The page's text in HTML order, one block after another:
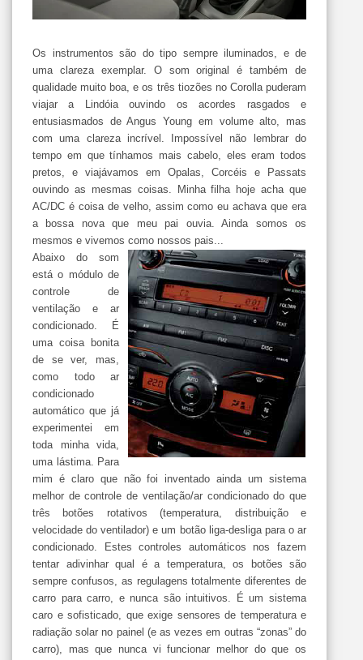
Os instrumentos são do tipo sempre iluminados, e de
uma clareza exemplar. O som original é também de
qualidade muito boa, e os três tiozões no Corolla puderam
viajar a Lindóia ouvindo os acordes rasgados e
entusiasmados de Angus Young em volume alto, mas
com uma clareza incrível. Impossível não lembrar do
tempo em que tínhamos mais cabelo, eles eram todos
pretos, e viajávamos em Opalas, Corcéis e Passats
ouvindo as mesmas coisas. Minha filha hoje acha que
AC/DC é coisa de velho, assim como eu achava que era
a bossa nova que meu pai ouvia. Ainda somos os
mesmos e vivemos como nossos pais...
Abaixo do som
está o módulo de
controle de
ventilação e ar
condicionado. É
uma coisa bonita
de se ver, mas,
como todo ar
condicionado
automático que já
experimentei em
toda minha vida,
uma lástima. Para
mim é claro que não foi inventado ainda um sistema
melhor de controle de ventilação/ar condicionado do que
três botões rotativos (temperatura, distribuição e
velocidade do ventilador) e um botão liga-desliga para o ar
condicionado. Estes controles automáticos nos fazem
tentar adivinhar qual é a temperatura, os botões são
sempre confusos, as regulagens totalmente diferentes de
carro para carro, e nunca são intuitivos. É um sistema
caro e sofisticado, que exige sensores de temperatura e
radiação solar no painel (e as vezes em outras “zonas” do
carro), mas que nunca vi funcionar melhor do que os